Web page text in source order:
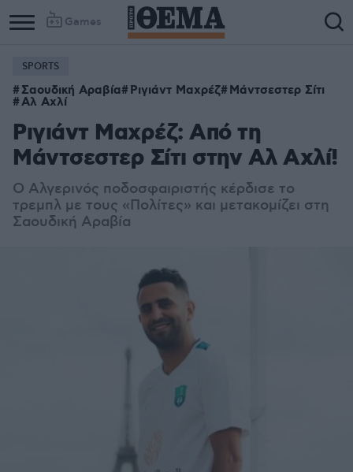
Games
SPORTS
Σαουδική Αραβία Ριγιάντ Μαχρέζ Μάντσεστερ Σίτι
Αλ Αχλί
Ριγιάντ Μαχρέζ: Από τη
Μάντσεστερ Σίτι στην Αλ Αχλί!
Ο Αλγερινός ποδοσφαιριστής κέρδισε το
τρεμπλ με τους «Πολίτες» και μετακομίζει στη
Σαουδική Αραβία